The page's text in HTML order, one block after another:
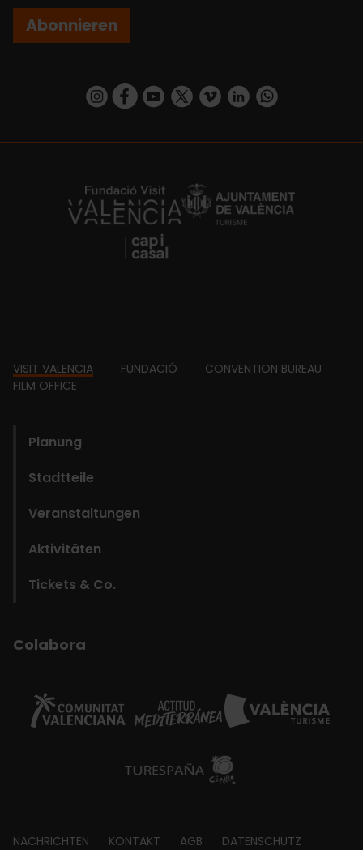
Abonnieren
https://www.instagram.com/visit_valencia/
https://www.facebook.com/
https://www.youtube.com/user/
https://twitter.com/_VivaValencia
https://vimeo.com/
https://www.linkedin.com/company/turismo-valencia/https://api.whatsapp.com/send/
https://fundacion.visitvalencia.com/
Footer
VISIT VALENCIA FUNDACIÓ
CONVENTION BUREAU
FILM OFFICE
Planung
Stadtteile
Veranstaltungen
Aktivitäten
Tickets & Co.
Colabora
NACHRICHTEN KONTAKT AGB DATENSCHUTZ